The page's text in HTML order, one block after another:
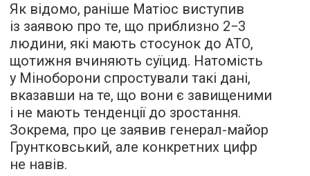
Як відомо, раніше Матіос виступив
із заявою про те, що приблизно 2−3
людини, які мають стосунок до АТО,
щотижня вчиняють суїцид. Натомість
у Міноборони спростували такі дані,
вказавши на те, що вони є завищеними
і не мають тенденції до зростання.
Зокрема, про це заявив генерал-майор
Грунтковський, але конкретних цифр
не навів.